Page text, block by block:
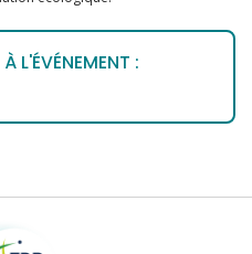
L'ÉVÉNEMENT :